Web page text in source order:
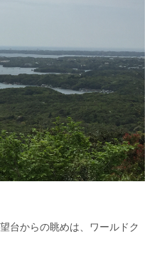
台からの眺めは、ワールドク